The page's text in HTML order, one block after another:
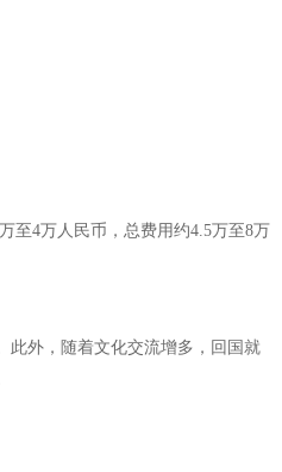
至4万人民币，总费用约4.5万至8万
此外，随着文化交流增多，回国就